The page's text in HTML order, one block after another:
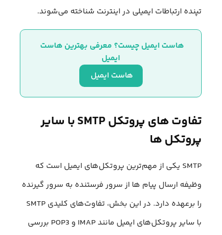
تپنده ارتباطات ایمیلی در اینترنت شناخته می‌شوند.
هاست ایمیل چیست؟ معرفی بهترین هاست
ایمیل
هاست ایمیل
تفاوت های پروتکل SMTP با سایر
پروتکل ها
SMTP یکی از مهم‌ترین پروتکل‌های ایمیل است که
وظیفه ارسال پیام ها از سرور فرستنده به سرور گیرنده
را برعهده دارد. در این بخش، تفاوت‌های کلیدی SMTP
با سایر پروتکل‌های ایمیل مانند IMAP و POP3 بررسی